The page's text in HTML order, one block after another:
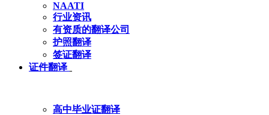
NAATI
行业资讯
有资质的翻译公司
护照翻译
签证翻译
证件翻译
高中毕业证翻译